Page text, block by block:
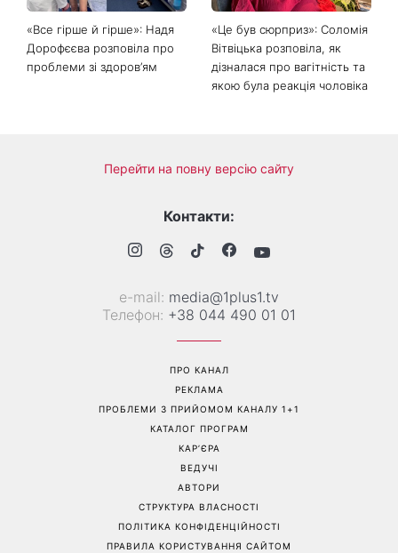
«Все гірше й гірше»: Надя
Дорофєєва розповіла про
проблеми зі здоров’ям
«Це був сюрприз»: Соломія
Вітвіцька розповіла, як
дізналася про вагітність та
якою була реакція чоловіка
Перейти на повну версію сайту
Контакти:
е-mail: media@1plus1.tv
Телефон: +38 044 490 01 01
ПРО КАНАЛ
РЕКЛАМА
ПРОБЛЕМИ З ПРИЙОМОМ КАНАЛУ 1+1
КАТАЛОГ ПРОГРАМ
КАР’ЄРА
ВЕДУЧІ
АВТОРИ
СТРУКТУРА ВЛАСНОСТІ
ПОЛІТИКА КОНФІДЕНЦІЙНОСТІ
ПРАВИЛА КОРИСТУВАННЯ САЙТОМ